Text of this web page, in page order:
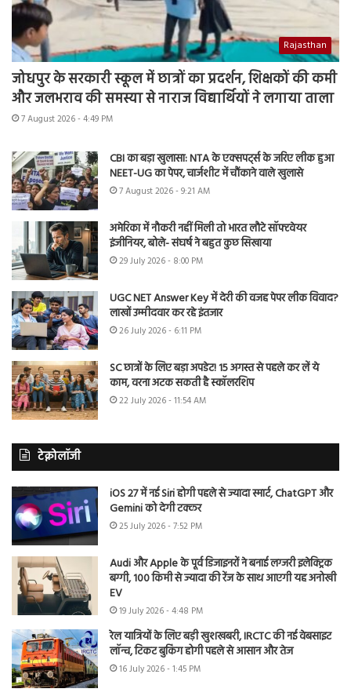
Rajasthan
जोधपुर के सरकारी स्कूल में छात्रों का प्रदर्शन, शिक्षकों की कमी
और जलभराव की समस्या से नाराज विद्यार्थियों ने लगाया ताला
7 August 2026 - 4:49 PM
CBI का बड़ा खुलासा: NTA के एक्सपर्ट्स के जरिए लीक हुआ
NEET-UG का पेपर, चार्जशीट में चौंकाने वाले खुलासे
7 August 2026 - 9:21 AM
अमेरिका में नौकरी नहीं मिली तो भारत लौटे सॉफ्टवेयर
इंजीनियर, बोले- संघर्ष ने बहुत कुछ सिखाया
29 July 2026 - 8:00 PM
UGC NET Answer Key में देरी की वजह पेपर लीक विवाद?
लाखों उम्मीदवार कर रहे इंतजार
26 July 2026 - 6:11 PM
SC छात्रों के लिए बड़ा अपडेट! 15 अगस्त से पहले कर लें ये
काम, वरना अटक सकती है स्कॉलरशिप
22 July 2026 - 11:54 AM
टेक्नोलॉजी
iOS 27 में नई Siri होगी पहले से ज्यादा स्मार्ट, ChatGPT और
Gemini को देगी टक्कर
25 July 2026 - 7:52 PM
Audi और Apple के पूर्व डिजाइनरों ने बनाई लग्जरी इलेक्ट्रिक
बग्गी, 100 किमी से ज्यादा की रेंज के साथ आएगी यह अनोखी
EV
19 July 2026 - 4:48 PM
रेल यात्रियों के लिए बड़ी खुशखबरी, IRCTC की नई वेबसाइट
लॉन्च, टिकट बुकिंग होगी पहले से आसान और तेज
16 July 2026 - 1:45 PM